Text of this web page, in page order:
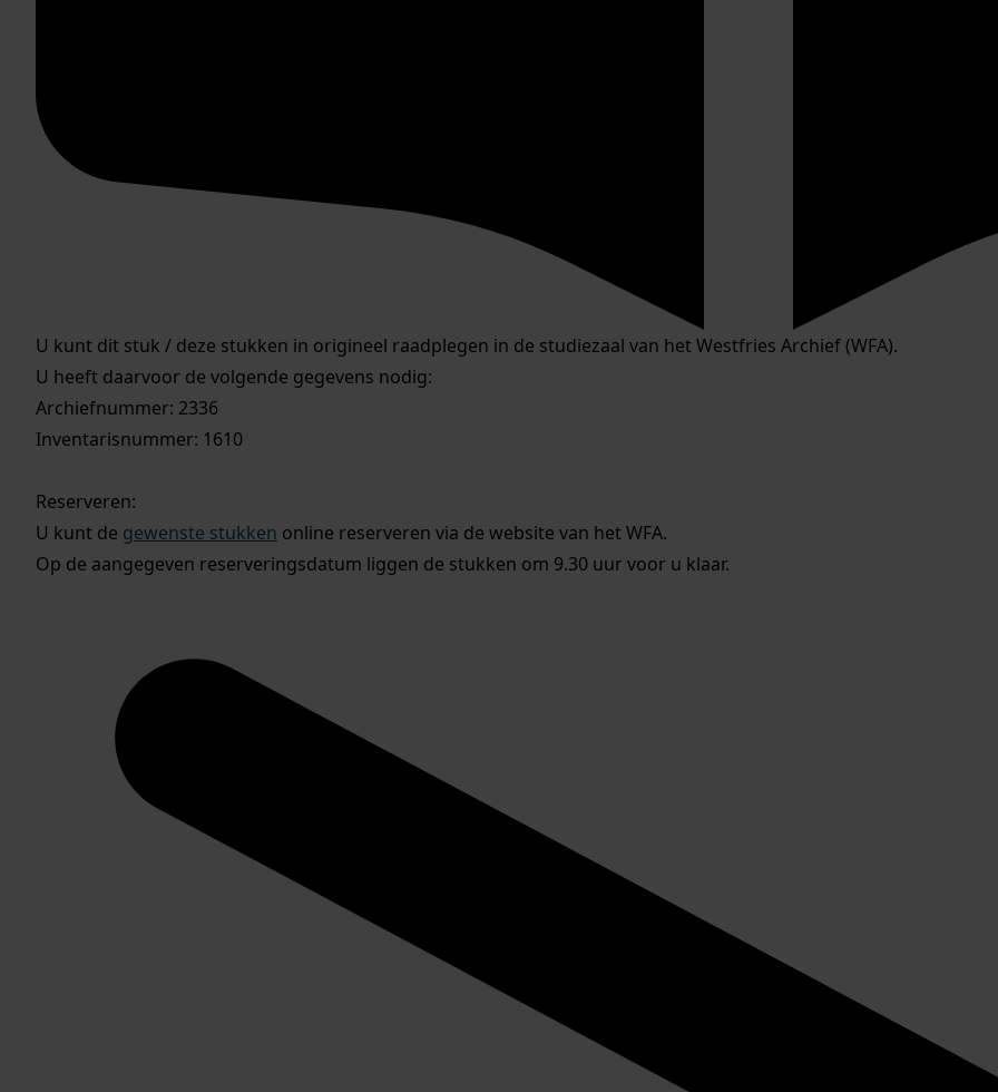
U kunt dit stuk / deze stukken in origineel raadplegen in de studiezaal van het Westfries Archief (WFA).
U heeft daarvoor de volgende gegevens nodig:
Archiefnummer: 2336
Inventarisnummer: 1610
Reserveren:
U kunt de gewenste stukken online reserveren via de website van het WFA.
Op de aangegeven reserveringsdatum liggen de stukken om 9.30 uur voor u klaar.